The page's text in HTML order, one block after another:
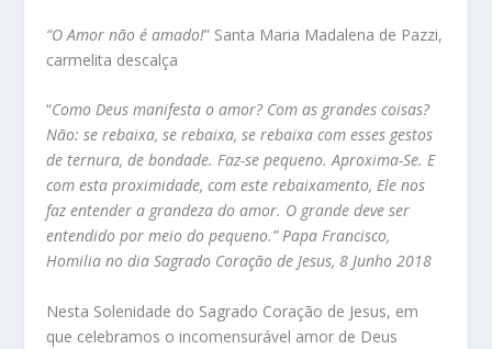
“O Amor não é amado!” Santa Maria Madalena de Pazzi,
carmelita descalça
“Como Deus manifesta o amor? Com as grandes coisas?
Não: se rebaixa, se rebaixa, se rebaixa com esses gestos
de ternura, de bondade. Faz-se pequeno. Aproxima-Se. E
com esta proximidade, com este rebaixamento, Ele nos
faz entender a grandeza do amor. O grande deve ser
entendido por meio do pequeno.” Papa Francisco,
Homilia no dia Sagrado Coração de Jesus, 8 Junho 2018
Nesta Solenidade do Sagrado Coração de Jesus, em
que celebramos o incomensurável amor de Deus